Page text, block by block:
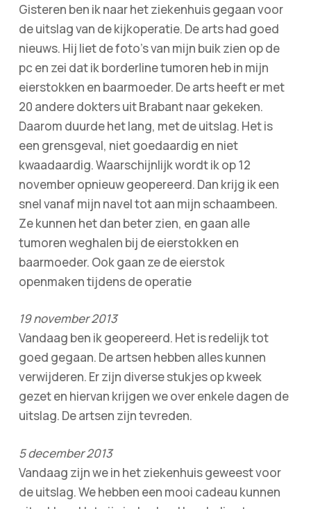
Gisteren ben ik naar het ziekenhuis gegaan voor
de uitslag van de kijkoperatie. De arts had goed
nieuws. Hij liet de foto’s van mijn buik zien op de
pc en zei dat ik borderline tumoren heb in mijn
eierstokken en baarmoeder. De arts heeft er met
20 andere dokters uit Brabant naar gekeken.
Daarom duurde het lang, met de uitslag. Het is
een grensgeval, niet goedaardig en niet
kwaadaardig. Waarschijnlijk wordt ik op 12
november opnieuw geopereerd. Dan krijg ik een
snel vanaf mijn navel tot aan mijn schaambeen.
Ze kunnen het dan beter zien, en gaan alle
tumoren weghalen bij de eierstokken en
baarmoeder. Ook gaan ze de eierstok
openmaken tijdens de operatie
19 november 2013
Vandaag ben ik geopereerd. Het is redelijk tot
goed gegaan. De artsen hebben alles kunnen
verwijderen. Er zijn diverse stukjes op kweek
gezet en hiervan krijgen we over enkele dagen de
uitslag. De artsen zijn tevreden.
5 december 2013
Vandaag zijn we in het ziekenhuis geweest voor
de uitslag. We hebben een mooi cadeau kunnen